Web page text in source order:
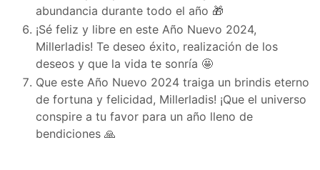
abundancia durante todo el año 🎁
¡Sé feliz y libre en este Año Nuevo 2024,
Millerladis! Te deseo éxito, realización de los
deseos y que la vida te sonría 🤩
Que este Año Nuevo 2024 traiga un brindis eterno
de fortuna y felicidad, Millerladis! ¡Que el universo
conspire a tu favor para un año lleno de
bendiciones 🙏